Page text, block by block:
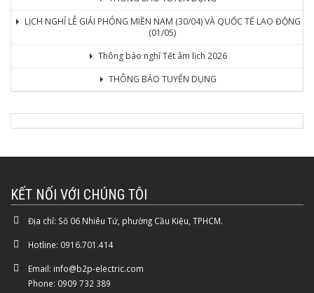
LỊCH NGHỈ LỄ GIẢI PHÓNG MIỀN NAM (30/04) VÀ QUỐC TẾ LAO ĐỘNG
(01/05)
Thông báo nghỉ Tết âm lịch 2026
THÔNG BÁO TUYỂN DỤNG
KẾT NỐI VỚI CHÚNG TÔI
Địa chỉ: Số 06 Nhiêu Tứ, phường Cầu Kiệu, TPHCM.
Hotline: 0916.701.414
Email: info@b2p-electric.com
Phone: 0909 732 389